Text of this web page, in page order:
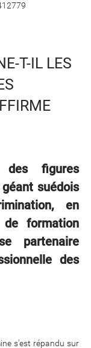
T-IL LES
figures
suédois
en
formation
partenaire
des
s'est répandu sur